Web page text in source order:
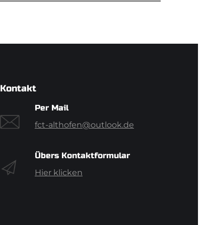
Kontakt
Per Mail
fct-althofen@outlook.de
Übers Kontaktformular
Hier klicken